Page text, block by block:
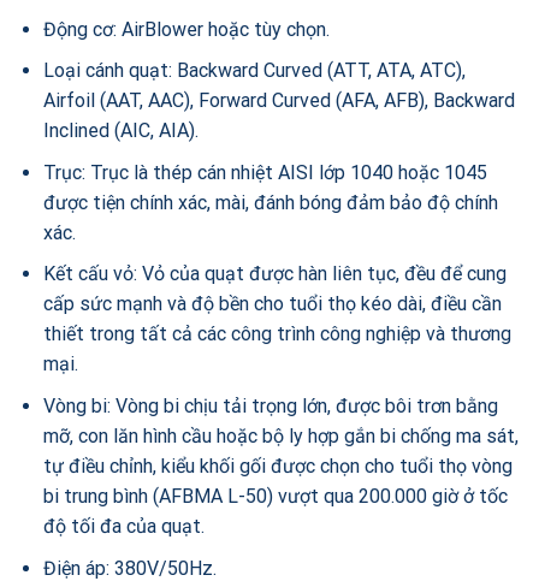
Động cơ: AirBlower hoặc tùy chọn.
Loại cánh quạt: Backward Curved (ATT, ATA, ATC),
Airfoil (AAT, AAC), Forward Curved (AFA, AFB), Backward
Inclined (AIC, AIA).
Trục: Trục là thép cán nhiệt AISI lớp 1040 hoặc 1045
được tiện chính xác, mài, đánh bóng đảm bảo độ chính
xác.
Kết cấu vỏ: Vỏ của quạt được hàn liên tục, đều để cung
cấp sức mạnh và độ bền cho tuổi thọ kéo dài, điều cần
thiết trong tất cả các công trình công nghiệp và thương
mại.
Vòng bi: Vòng bi chịu tải trọng lớn, được bôi trơn bằng
mỡ, con lăn hình cầu hoặc bộ ly hợp gắn bi chống ma sát,
tự điều chỉnh, kiểu khối gối được chọn cho tuổi thọ vòng
bi trung bình (AFBMA L-50) vượt qua 200.000 giờ ở tốc
độ tối đa của quạt.
Điện áp: 380V/50Hz.